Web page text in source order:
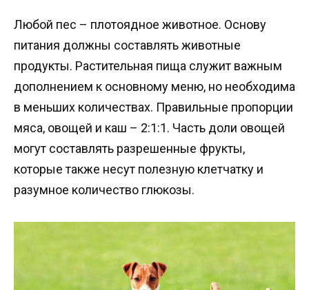
Любой пес – плотоядное животное. Основу
питания должны составлять животные
продукты. Растительная пища служит важным
дополнением к основному меню, но необходима
в меньших количествах. Правильные пропорции
мяса, овощей и каш – 2:1:1. Часть доли овощей
могут составлять разрешенные фрукты,
которые также несут полезную клетчатку и
разумное количество глюкозы.